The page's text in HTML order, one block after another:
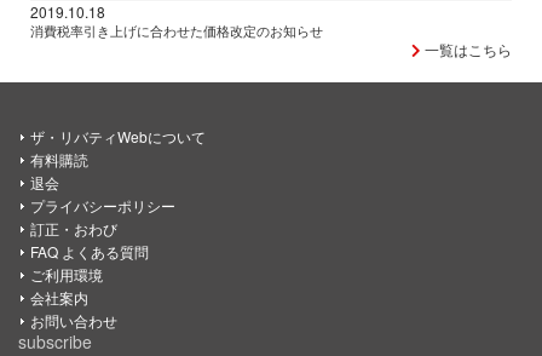
2019.10.18
消費税率引き上げに合わせた価格改定のお知らせ
一覧はこちら
ザ・リバティWebについて
有料購読
退会
プライバシーポリシー
訂正・おわび
FAQ よくある質問
ご利用環境
会社案内
お問い合わせ
subscribe